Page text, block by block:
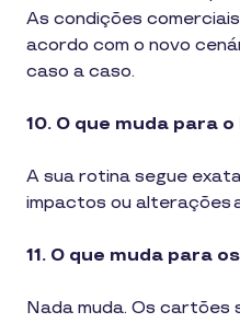
As condições
acordo com o novo
caso a caso.
10. O que muda para o
A sua rotina segue
impactos ou alterações
11. O que muda para
Nada muda. Os cartões